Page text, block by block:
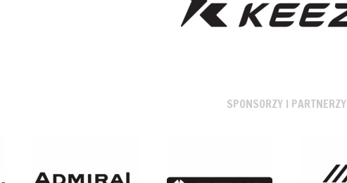
SPONSORZY I PARTNERZY